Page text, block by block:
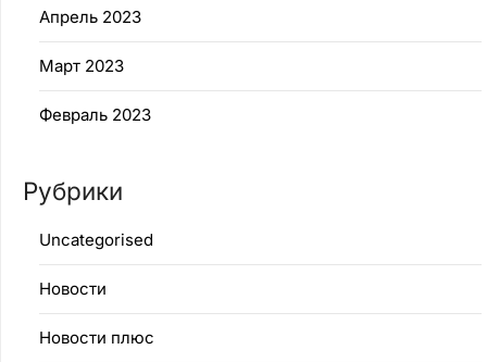
Апрель 2023
Март 2023
Февраль 2023
Рубрики
Uncategorised
Новости
Новости плюс